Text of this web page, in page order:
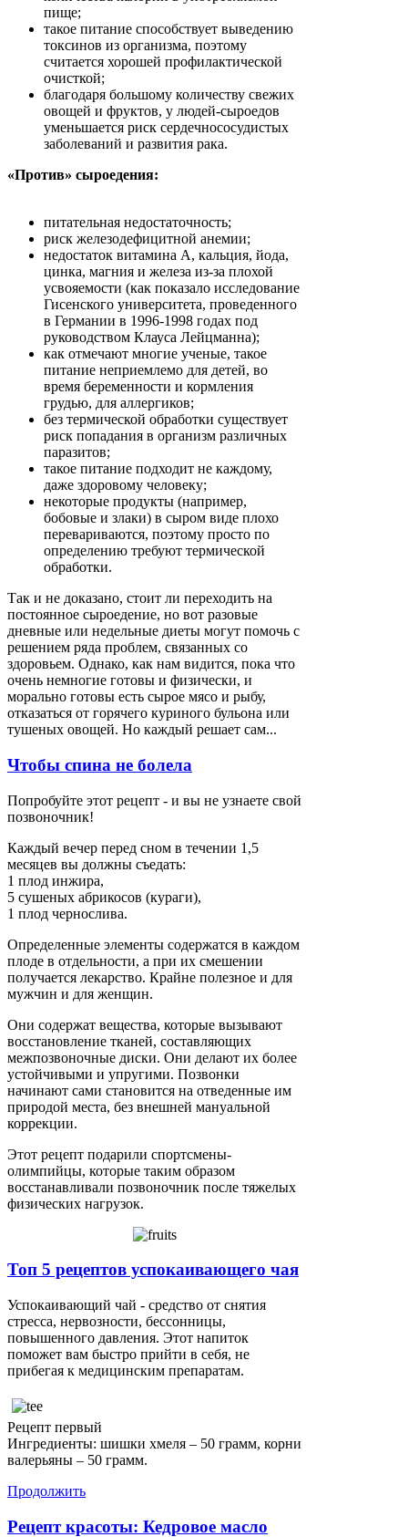
пище;
такое питание способствует выведению
токсинов из организма, поэтому
считается хорошей профилактической
очисткой;
благодаря большому количеству свежих
овощей и фруктов, у людей-сыроедов
уменьшается риск сердечнососудистых
заболеваний и развития рака.
«Против» сыроедения:
питательная недостаточность;
риск железодефицитной анемии;
недостаток витамина А, кальция, йода,
цинка, магния и железа из-за плохой
усвояемости (как показало исследование
Гисенского университета, проведенного
в Германии в 1996-1998 годах под
руководством Клауса Лейцманна);
как отмечают многие ученые, такое
питание неприемлемо для детей, во
время беременности и кормления
грудью, для аллергиков;
без термической обработки существует
риск попадания в организм различных
паразитов;
такое питание подходит не каждому,
даже здоровому человеку;
некоторые продукты (например,
бобовые и злаки) в сыром виде плохо
перевариваются, поэтому просто по
определению требуют термической
обработки.
Так и не доказано, стоит ли переходить на
постоянное сыроедение, но вот разовые
дневные или недельные диеты могут помочь с
решением ряда проблем, связанных со
здоровьем. Однако, как нам видится, пока что
очень немногие готовы и физически, и
морально готовы есть сырое мясо и рыбу,
отказаться от горячего куриного бульона или
тушеных овощей. Но каждый решает сам...
Чтобы спина не болела
Попробуйте этот рецепт - и вы не узнаете свой
позвоночник!
Каждый вечер перед сном в течении 1,5
месяцев вы должны съедать:
1 плод инжира,
5 сушеных абрикосов (кураги),
1 плод чернослива.
Определенные элементы содержатся в каждом
плоде в отдельности, а при их смешении
получается лекарство. Крайне полезное и для
мужчин и для женщин.
Они содержат вещества, которые вызывают
восстановление тканей, составляющих
межпозвоночные диски. Они делают их более
устойчивыми и упругими. Позвонки
начинают сами становится на отведенные им
природой места, без внешней мануальной
коррекции.
Этот рецепт подарили спортсмены-
олимпийцы, которые таким образом
восстанавливали позвоночник после тяжелых
физических нагрузок.
Топ 5 рецептов успокаивающего чая
Успокаивающий чай - средство от снятия
стресса, нервозности, бессонницы,
повышенного давления. Этот напиток
поможет вам быстро прийти в себя, не
прибегая к медицинским препаратам.
Рецепт первый
Ингредиенты: шишки хмеля – 50 грамм, корни
валерьяны – 50 грамм.
Продолжить
Рецепт красоты: Кедровое масло